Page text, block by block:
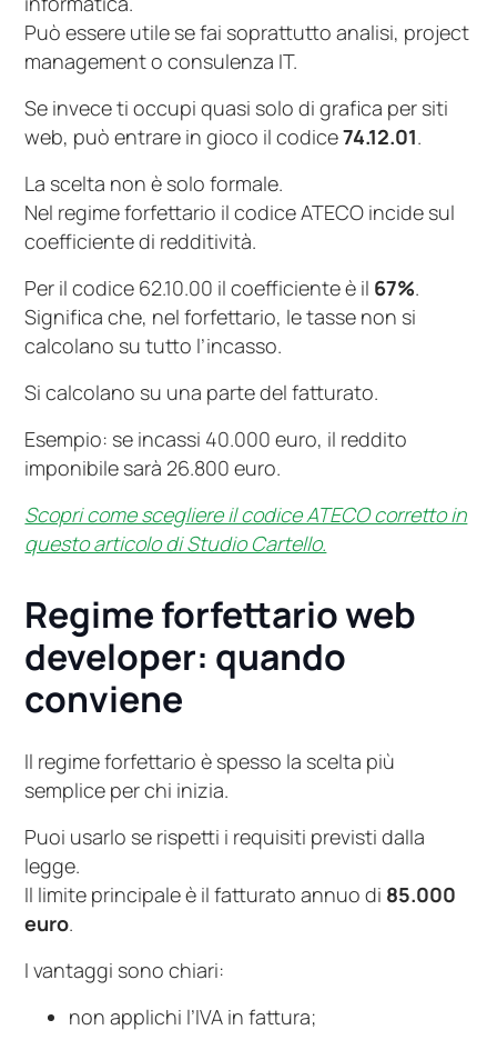
Può essere utile se fai soprattutto analisi, project
management o consulenza IT.
Se invece ti occupi quasi solo di grafica per siti
web, può entrare in gioco il codice74.12.01.
La scelta non è solo formale.
Nel regime forfettario il codice ATECO incide sul
coefficiente di redditività.
Per il codice 62.10.00 il coefficiente è il 67%.
Significa che, nel forfettario, le tasse non si
calcolano su tutto l’incasso.
Si calcolano su una parte del fatturato.
Esempio: se incassi 40.000 euro, il reddito
imponibile sarà 26.800 euro.
Scopri come scegliere il codice ATECO corretto in
questo articolo di Studio Cartello.
Regime forfettario web
developer: quando
conviene
Il regime forfettario è spesso la scelta più
semplice per chi inizia.
Puoi usarlo se rispetti i requisiti previsti dalla
legge.
Il limite principale è il fatturato annuo di 85.000
euro.
I vantaggi sono chiari:
non applichi l’IVA in fattura;